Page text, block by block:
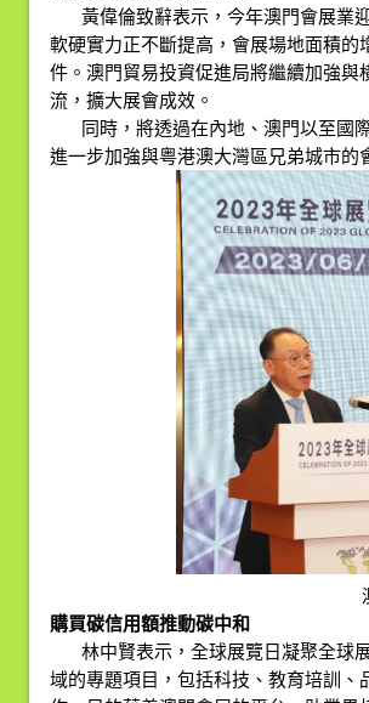
黃偉倫致辭表示，今年澳門會展業
軟硬實力正不斷提高，會展場地面積
件。澳門貿易投資促進局將繼續加強
流，擴大展會成效。
同時，將透過在內地、澳門以至國
進一步加強與粤港澳大灣區兄弟城市
購買碳信用額推動碳中和
林中賢表示，全球展覽日凝聚全球
域的專題項目，包括科技、教育培訓